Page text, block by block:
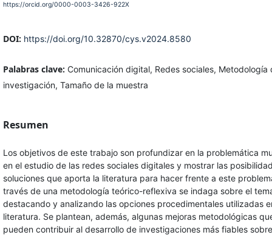
https://orcid.org/0000-0003-3426-922X
DOI: https://doi.org/10.32870/cys.v2024.8580
Palabras clave: Comunicación digital, Redes sociales, Metodología
investigación, Tamaño de la muestra
Resumen
Los objetivos de este trabajo son profundizar en la problemática
en el estudio de las redes sociales digitales y mostrar las
soluciones que aporta la literatura para hacer frente a este
través de una metodología teórico-reflexiva se indaga sobre el
destacando y analizando las opciones procedimentales utilizadas
literatura. Se plantean, además, algunas mejoras metodológicas
pueden contribuir al desarrollo de investigaciones más fiables